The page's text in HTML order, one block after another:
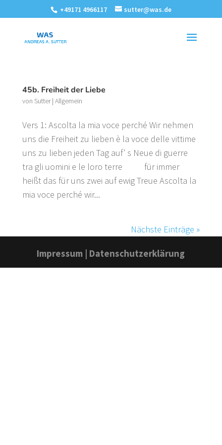
+49171 4966117 sutter@was.de
45b. Freiheit der Liebe
von Sutter| Allgemein
Vers 1: Ascolta la mia voce perché Wir nehmen
uns die Freiheit zu lieben è la voce delle vittime
uns zu lieben jeden Tag auf’ s Neue di guerre
tra gli uomini e le loro terre für immer
heißt das für uns zwei auf ewig Treue Ascolta la
mia voce perché wir...
Nächste Einträge »
Impressum | Datenschutzerklärung